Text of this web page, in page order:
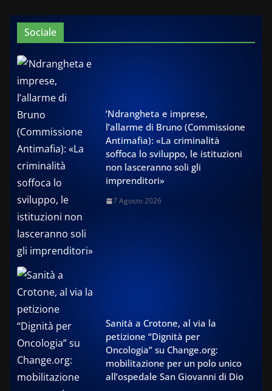
Sociale
’Ndrangheta e imprese,
l’allarme di Bruno (Commissione
Antimafia): «La criminalità
soffoca lo sviluppo, le istituzioni
non lasceranno soli gli
imprenditori»
7 Agosto 2026
Sanità a Crotone, al via la
petizione “Dignità per
Oncologia” su Change.org:
mobilitazione per un polo unico
all’ospedale San Giovanni di Dio